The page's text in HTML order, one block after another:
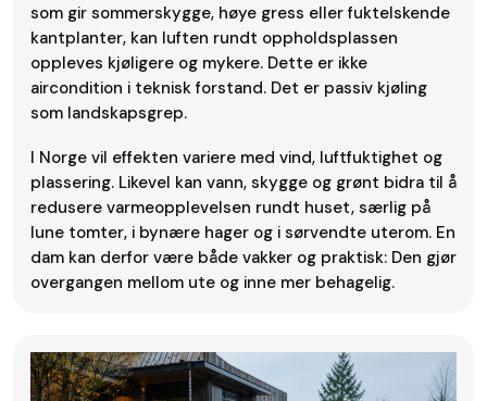
som gir sommerskygge, høye gress eller fuktelskende
kantplanter, kan luften rundt oppholdsplassen
oppleves kjøligere og mykere. Dette er ikke
aircondition i teknisk forstand. Det er passiv kjøling
som landskapsgrep.
I Norge vil effekten variere med vind, luftfuktighet og
plassering. Likevel kan vann, skygge og grønt bidra til å
redusere varmeopplevelsen rundt huset, særlig på
lune tomter, i bynære hager og i sørvendte uterom. En
dam kan derfor være både vakker og praktisk: Den gjør
overgangen mellom ute og inne mer behagelig.